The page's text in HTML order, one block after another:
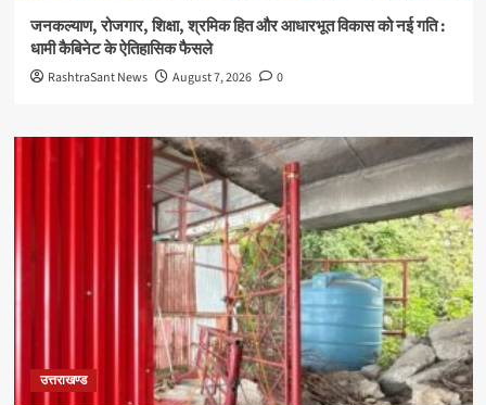
जनकल्याण, रोजगार, शिक्षा, श्रमिक हित और आधारभूत विकास को नई गति :
धामी कैबिनेट के ऐतिहासिक फैसले
RashtraSant News August 7, 2026 0
उत्तराखण्ड